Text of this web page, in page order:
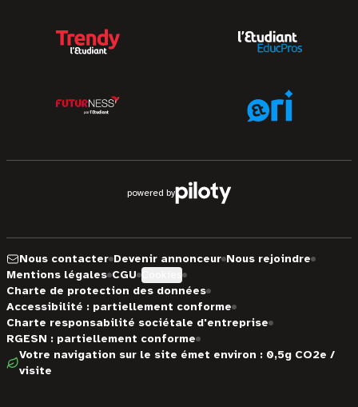
powered by
Nous contacter Devenir annonceur Nous rejoindre
Mentions légales CGU
Charte de protection des données
Accessibilité : partiellement conforme
Charte responsabilité sociétale d'entreprise
RGESN : partiellement conforme
Votre navigation sur le site émet environ : 0,5g CO2e /
visite